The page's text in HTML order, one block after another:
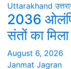
Uttarakhand
2036
संतों का
August 6, 2026
Janmat Jagran